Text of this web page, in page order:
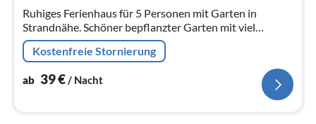
Ruhiges Ferienhaus für 5 Personen mit Garten in
Strandnähe. Schöner bepflanzter Garten mit viel
Schatten und viel Sonne. An Mai 2024 mit Klimaanlage!
Kostenfreie Stornierung
ab 39€/ Nacht